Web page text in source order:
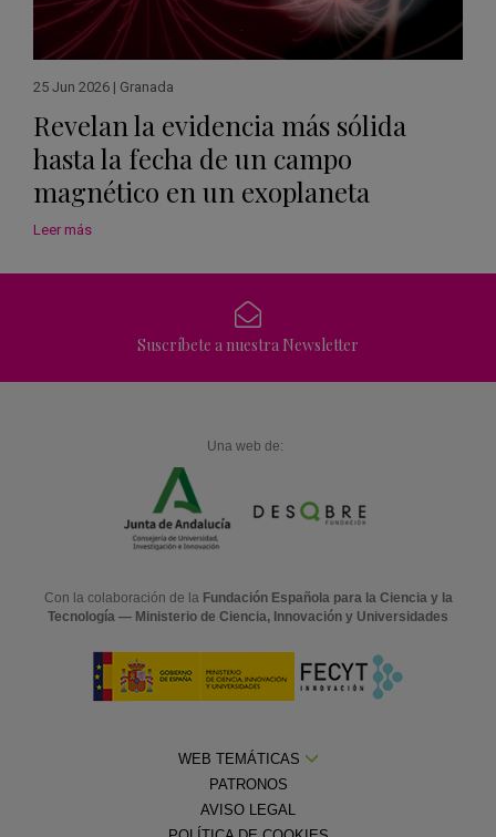
25 Jun 2026 | Granada
Revelan la evidencia más sólida
hasta la fecha de un campo
magnético en un exoplaneta
Leer más
Suscríbete a nuestra Newsletter
Una web de:
Con la colaboración de la Fundación Española para la Ciencia y la
Tecnología — Ministerio de Ciencia, Innovación y Universidades
WEB TEMÁTICAS
PATRONOS
AVISO LEGAL